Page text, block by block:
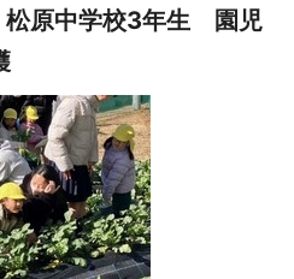
原中学校3年生 園児